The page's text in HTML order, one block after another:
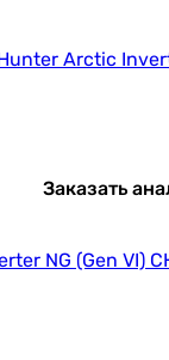
Arctic
Заказать
NG (Gen VI)